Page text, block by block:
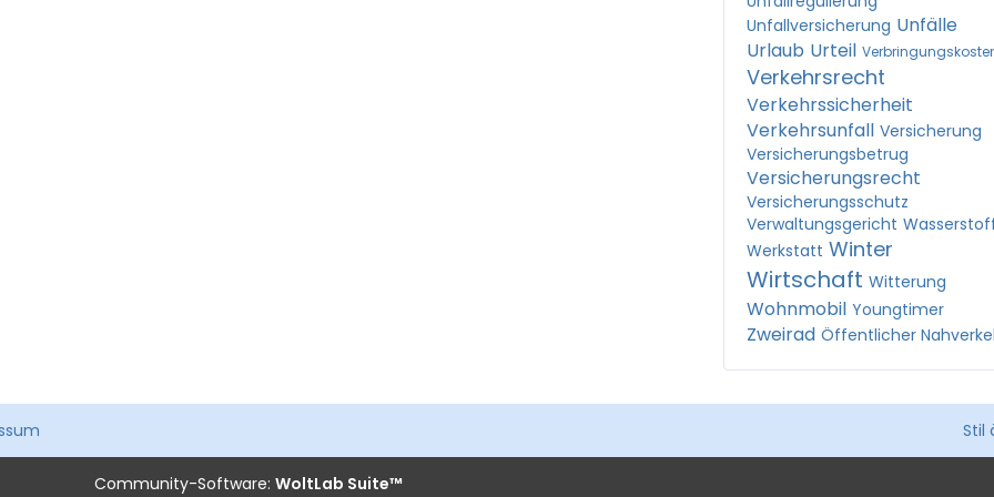
Unfallversicherung Unfälle
Urlaub Urteil
Verkehrsrecht
Verkehrssicherheit
Verkehrsunfall Versicherung
Versicherungsbetrug
Versicherungsrecht
Versicherungsschutz
Verwaltungsgericht
Werkstatt Winter
Wirtschaft Witterung
Wohnmobil Youngtimer
Zweirad Öffentlicher
Stil
Community-Software: WoltLab Suite™